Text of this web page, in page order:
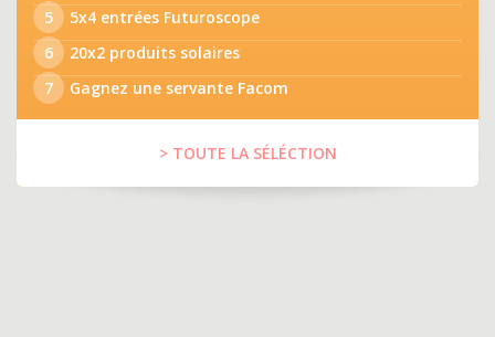
5
5x4 entrées Futuroscope
6
20x2 produits solaires
7
Gagnez une servante Facom
> TOUTE LA SÉLÉCTION